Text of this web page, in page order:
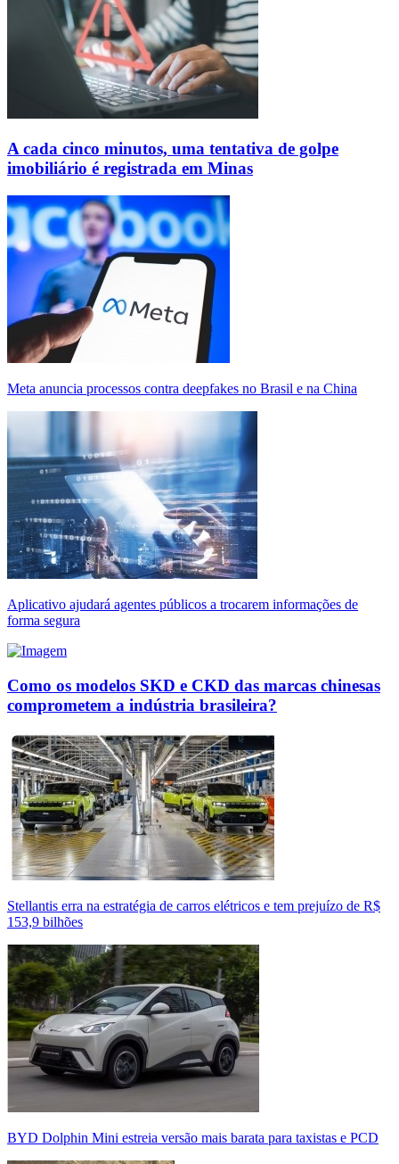
A cada cinco minutos, uma tentativa de golpe
imobiliário é registrada em Minas
Meta anuncia processos contra deepfakes no Brasil e na China
Aplicativo ajudará agentes públicos a trocarem informações de
forma segura
Como os modelos SKD e CKD das marcas chinesas
comprometem a indústria brasileira?
Stellantis erra na estratégia de carros elétricos e tem prejuízo de R$
153,9 bilhões
BYD Dolphin Mini estreia versão mais barata para taxistas e PCD